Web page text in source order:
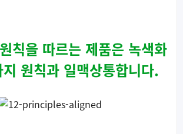
칙을 따르는 제품은 녹색화
원칙과 일맥상통합니다.